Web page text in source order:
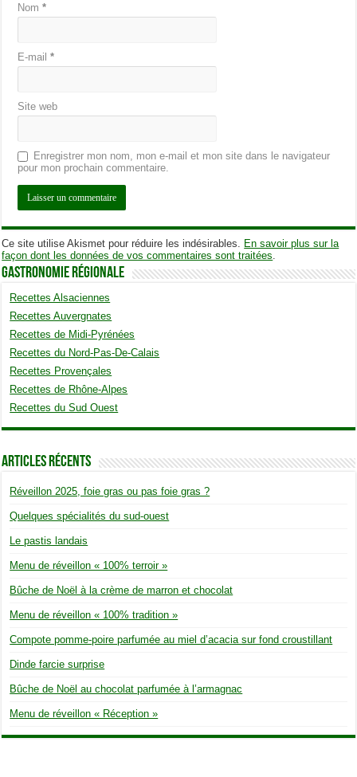
Nom*
E-mail*
Site web
Enregistrer mon nom, mon e-mail et mon site dans le navigateur
pour mon prochain commentaire.
Ce site utilise Akismet pour réduire les indésirables. En savoir plus sur la
façon dont les données de vos commentaires sont traitées
Gastronomie Régionale
Recettes Alsaciennes
Recettes Auvergnates
Recettes de Midi-Pyrénées
Recettes du Nord-Pas-De-Calais
Recettes Provençales
Recettes de Rhône-Alpes
Recettes du Sud Ouest
Articles Récents
Réveillon 2025, foie gras ou pas foie gras ?
Quelques spécialités du sud-ouest
Le pastis landais
Menu de réveillon « 100% terroir »
Bûche de Noël à la crème de marron et chocolat
Menu de réveillon « 100% tradition »
Compote pomme-poire parfumée au miel d’acacia sur fond croustillant
Dinde farcie surprise
Bûche de Noël au chocolat parfumée à l’armagnac
Menu de réveillon « Réception »